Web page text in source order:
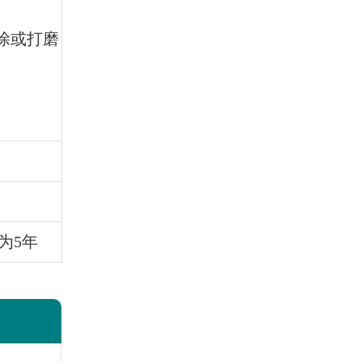
或打磨
5年